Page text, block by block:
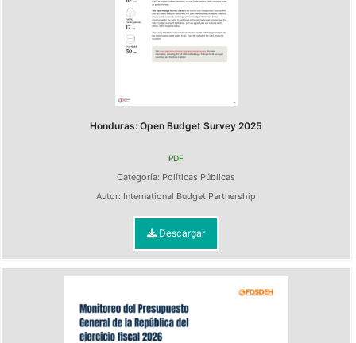
Honduras: Open Budget Survey 2025
PDF
Categoría: Políticas Públicas
Autor: International Budget Partnership
Descargar